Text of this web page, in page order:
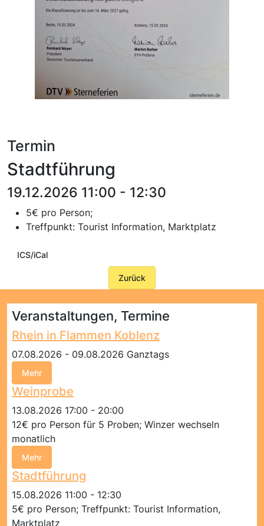
Termin
Stadtführung
19.12.2026 11:00 - 12:30
5€ pro Person;
Treffpunkt: Tourist Information, Marktplatz
ICS/iCal
Zurück
Veranstaltungen, Termine
Rhein in Flammen Koblenz
07.08.2026 - 09.08.2026 Ganztags
Mehr
Weinprobe
13.08.2026 17:00 - 20:00
12€ pro Person für 5 Proben; Winzer wechseln
monatlich
Mehr
Stadtführung
15.08.2026 11:00 - 12:30
5€ pro Person; Treffpunkt: Tourist Information,
Marktplatz